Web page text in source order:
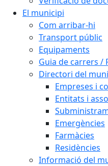
El municipi
Com arribar-hi
Transport públic
Equipaments
Guia de carrers /
Directori del
Empreses i
Entitats i
Emergències
Farmàcies
Residències
Informació del